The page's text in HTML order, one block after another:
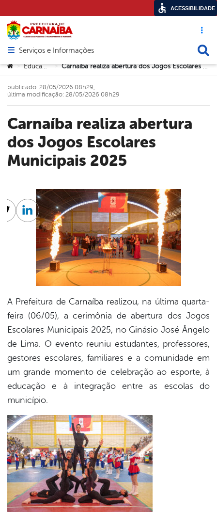
Acesso
Abrir menu principal de navegação
Serviços e Informações
Você está aqui:
> Educação > Carnaíba realiza abertura dos Jogos Escolares Municipais 2025
Carnaíba realiza abertura
dos Jogos Escolares
Municipais 2025
publicado: 28/05/2026 08h29,
última modificação: 28/05/2026 08h29
A Prefeitura de Carnaíba realizou, na última quarta-
feira (06/05), a cerimônia de abertura dos Jogos
Escolares Municipais 2025, no Ginásio José Ângelo
de Lima. O evento reuniu estudantes, professores,
gestores escolares, familiares e a comunidade em
um grande momento de celebração ao esporte, à
educação e à integração entre as escolas do
município.
Twitter
Linkedin
ACESSIBILIDADE